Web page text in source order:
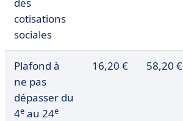
cotisations
sociales
Plafond à
ne pas
dépasser du
4e au 24e
16,20 € 58,20 €